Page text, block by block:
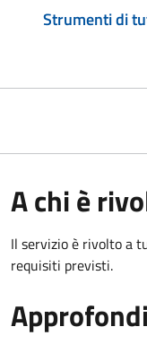
Strumenti di
A chi è
Il servizio è rivolto a
requisiti previsti.